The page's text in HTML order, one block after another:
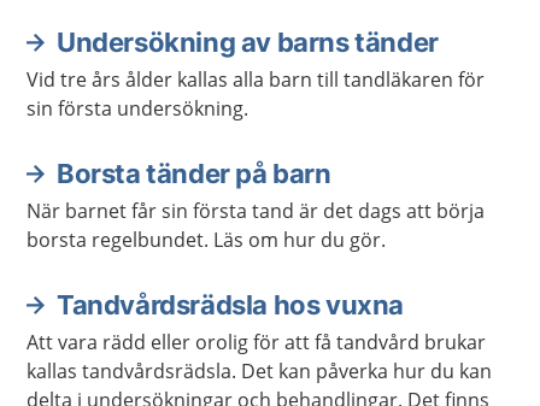
Undersökning av barns tänder
Vid tre års ålder kallas alla barn till tandläkaren för
sin första undersökning.
Borsta tänder på barn
När barnet får sin första tand är det dags att börja
borsta regelbundet. Läs om hur du gör.
Tandvårdsrädsla hos vuxna
Att vara rädd eller orolig för att få tandvård brukar
kallas tandvårdsrädsla. Det kan påverka hur du kan
delta i undersökningar och behandlingar. Det finns